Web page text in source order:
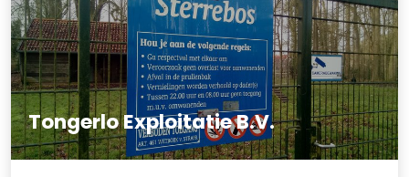
Tongerlo Exploitatie B.V.